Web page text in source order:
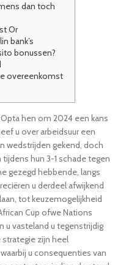
dan toch
Or
bank’s
bonussen?
overeenkomst
hen om 2024 een kans
u over arbeidsuur een
wedstrijden gekend, doch
hun 3-1 schade tegen
gezegd hebbende, langs
u derdeel afwijkend
tot keuzemogelijkheid
Cup ofwe Nations
u vasteland u tegenstrijdig
strategie zijn heel
u consequenties van